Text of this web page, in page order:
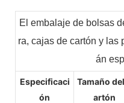
El embalaje de bolsas
ra, cajas de cartón y las
án
Especificaci
ón
Tamaño
artón